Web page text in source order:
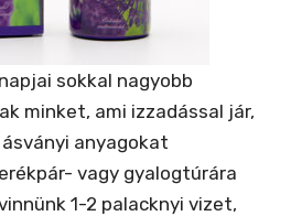
sokkal nagyobb
minket, ami izzadással jár,
anyagokat
vagy gyalogtúrára
1-2 palacknyi vizet,